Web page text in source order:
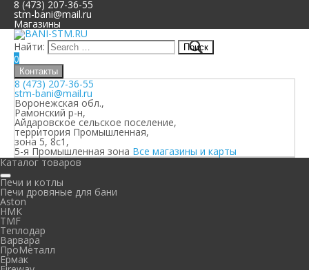
8 (473) 207-36-55
stm-bani@mail.ru
Магазины
Найти:
0
Контакты
8 (473) 207-36-55
stm-bani@mail.ru
Воронежская обл.,
Рамонский р-н,
Айдаровское сельское поселение,
территория Промышленная,
зона 5, 8с1,
5-я Промышленная зона Все магазины и карты
Каталог товаров
Печи и котлы
Печи дровяные для бани
Aston
НМК
TMF
Теплодар
Варвара
ПроМеталл
Ермак